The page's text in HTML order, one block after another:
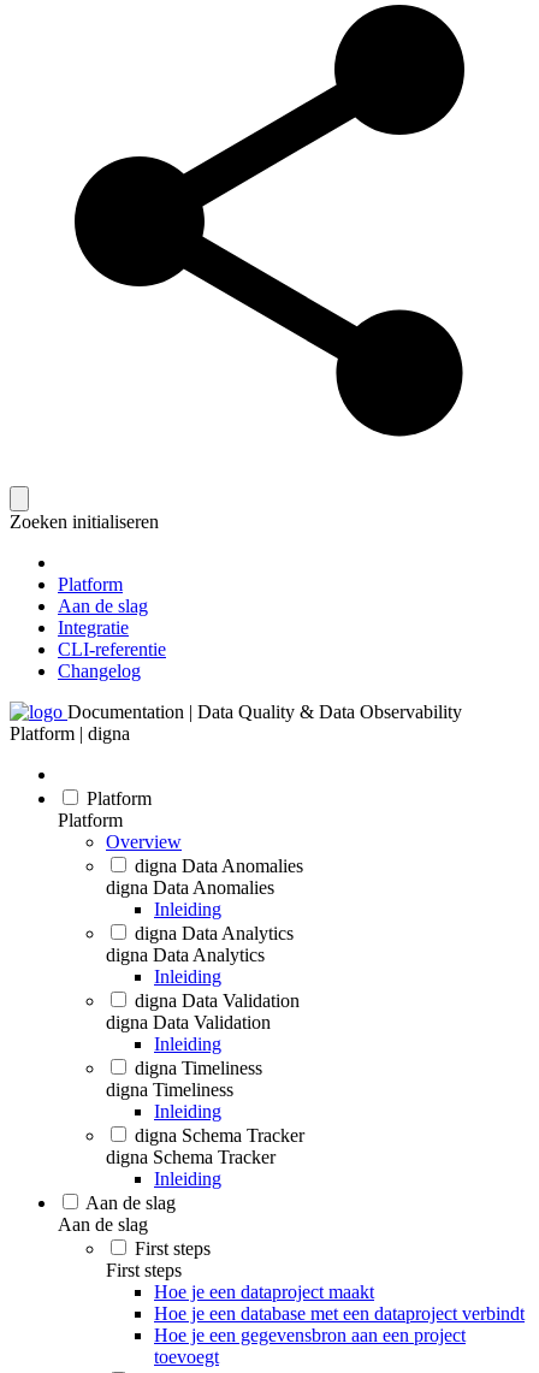
Zoeken initialiseren
Platform
Aan de slag
Integratie
CLI-referentie
Changelog
Documentation | Data Quality & Data Observability
Platform | digna
Platform
Platform
Overview
digna Data Anomalies
digna Data Anomalies
Inleiding
digna Data Analytics
digna Data Analytics
Inleiding
digna Data Validation
digna Data Validation
Inleiding
digna Timeliness
digna Timeliness
Inleiding
digna Schema Tracker
digna Schema Tracker
Inleiding
Aan de slag
Aan de slag
First steps
First steps
Hoe je een dataproject maakt
Hoe je een database met een dataproject verbindt
Hoe je een gegevensbron aan een project
toevoegt